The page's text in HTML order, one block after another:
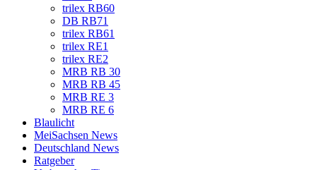
trilex RB60
DB RB71
trilex RB61
trilex RE1
trilex RE2
MRB RB 30
MRB RB 45
MRB RE 3
MRB RE 6
Blaulicht
MeiSachsen News
Deutschland News
Ratgeber